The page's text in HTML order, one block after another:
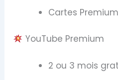
Cartes
YouTube Premium
2 ou 3 mois